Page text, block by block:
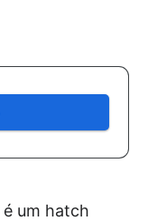
é um hatch